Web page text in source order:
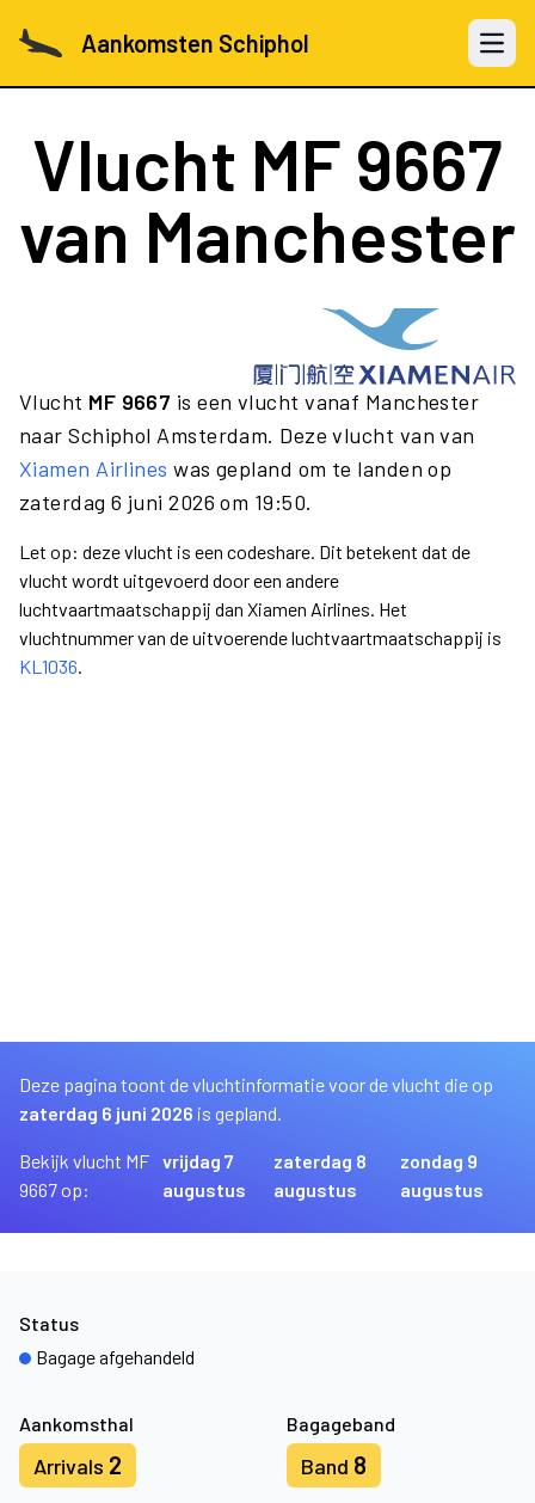
Aankomsten Schiphol Open
Vlucht MF 9667
van Manchester
Vlucht MF 9667 is een vlucht vanaf Manchester
naar Schiphol Amsterdam. Deze vlucht van van
Xiamen Airlines was gepland om te landen op
zaterdag 6 juni 2026 om 19:50.
Let op: deze vlucht is een codeshare. Dit betekent dat de
vlucht wordt uitgevoerd door een andere
luchtvaartmaatschappij dan Xiamen Airlines. Het
vluchtnummer van de uitvoerende luchtvaartmaatschappij is
KL1036.
Deze pagina toont de vluchtinformatie voor de vlucht die op
zaterdag 6 juni 2026 is gepland.
Bekijk vlucht MF
9667 op:
vrijdag 7
augustus
zaterdag 8
augustus
zondag 9
augustus
Aankomsthal
Arrivals 2
Bagageband
Band 8
Status
Bagage afgehandeld